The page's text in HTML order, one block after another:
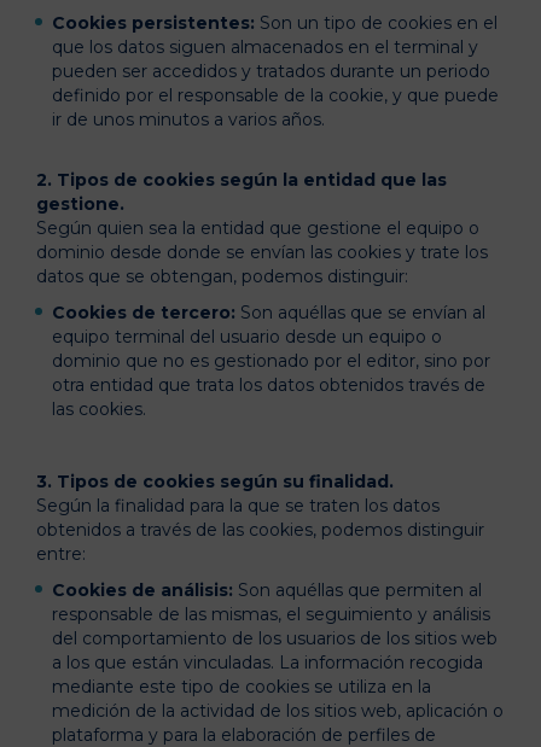
Cookies persistentes: Son un tipo de cookies en el
que los datos siguen almacenados en el terminal y
pueden ser accedidos y tratados durante un periodo
definido por el responsable de la cookie, y que puede
ir de unos minutos a varios años.
2. Tipos de cookies según la entidad que las
gestione.
Según quien sea la entidad que gestione el equipo o
dominio desde donde se envían las cookies y trate los
datos que se obtengan, podemos distinguir:
Cookies de tercero: Son aquéllas que se envían al
equipo terminal del usuario desde un equipo o
dominio que no es gestionado por el editor, sino por
otra entidad que trata los datos obtenidos través de
las cookies.
3. Tipos de cookies según su finalidad.
Según la finalidad para la que se traten los datos
obtenidos a través de las cookies, podemos distinguir
entre:
Cookies de análisis: Son aquéllas que permiten al
responsable de las mismas, el seguimiento y análisis
del comportamiento de los usuarios de los sitios web
a los que están vinculadas. La información recogida
mediante este tipo de cookies se utiliza en la
medición de la actividad de los sitios web, aplicación o
plataforma y para la elaboración de perfiles de